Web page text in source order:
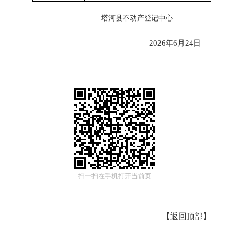
塔河县不动产登记中心
2026年6 月 24日
扫一扫在手机打开当前页
【返回顶部 】